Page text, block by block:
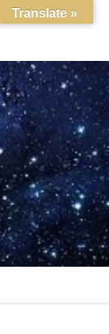
Translate »